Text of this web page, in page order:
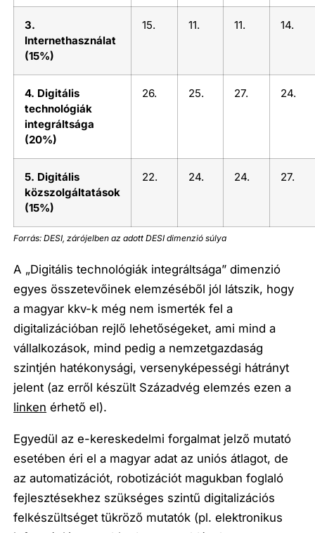
3.
Internethasználat
(15%)
15. 11. 11. 14.
4. Digitális
technológiák
integráltsága
(20%)
26. 25. 27. 24.
5. Digitális
közszolgáltatások
(15%)
22. 24. 24. 27.
Forrás: DESI, zárójelben az adott DESI dimenzió súlya
A „Digitális technológiák integráltsága” dimenzió
egyes összetevőinek elemzéséből jól látszik, hogy
a magyar kkv-k még nem ismerték fel a
digitalizációban rejlő lehetőségeket, ami mind a
vállalkozások, mind pedig a nemzetgazdaság
szintjén hatékonysági, versenyképességi hátrányt
jelent (az erről készült Századvég elemzés ezen a
linken érhető el).
Egyedül az e-kereskedelmi forgalmat jelző mutató
esetében éri el a magyar adat az uniós átlagot, de
az automatizációt, robotizációt magukban foglaló
fejlesztésekhez szükséges szintű digitalizációs
felkészültséget tükröző mutatók (pl. elektronikus